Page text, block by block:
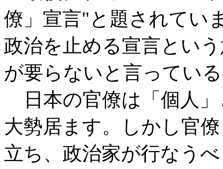
僚」宣言"と題されてい
政治を止める宣言とい
が要らないと言ってい
日本の官僚は「個人
大勢居ます。しかし官
立ち、政治家が行なう